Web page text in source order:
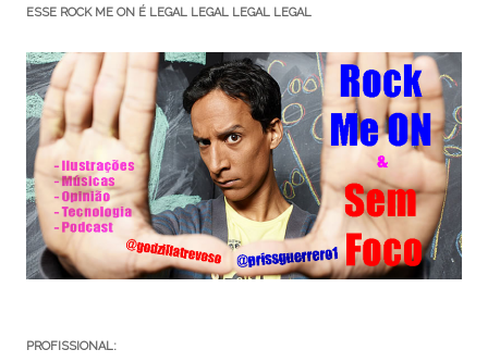
ESSE ROCK ME ON É LEGAL LEGAL LEGAL LEGAL
PROFISSIONAL: